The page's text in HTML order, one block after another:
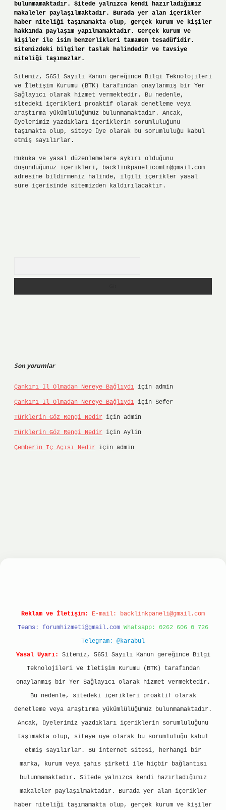
bulunmamaktadır. Sitede yalnızca kendi hazırladığımız
makaleler paylaşılmaktadır. Burada yer alan içerikler
haber niteliği taşımamakta olup, gerçek kurum ve kişiler
hakkında paylaşım yapılmamaktadır. Gerçek kurum ve
kişiler ile isim benzerlikleri tamamen tesadüfidir.
Sitemizdeki bilgiler taslak halindedir ve tavsiye
niteliği taşımazlar.
Sitemiz, 5651 Sayılı Kanun gereğince Bilgi Teknolojileri
ve İletişim Kurumu (BTK) tarafından onaylanmış bir Yer
Sağlayıcı olarak hizmet vermektedir. Bu nedenle,
sitedeki içerikleri proaktif olarak denetleme veya
araştırma yükümlülüğümüz bulunmamaktadır. Ancak,
üyelerimiz yazdıkları içeriklerin sorumluluğunu
taşımakta olup, siteye üye olarak bu sorumluluğu kabul
etmiş sayılırlar.
Hukuka ve yasal düzenlemelere aykırı olduğunu
düşündüğünüz içerikleri, backlinkpanelicomtr@gmail.com
adresine bildirmeniz halinde, ilgili içerikler yasal
süre içerisinde sitemizden kaldırılacaktır.
Son yorumlar
Çankırı Il Olmadan Nereye Bağlıydı için admin
Çankırı Il Olmadan Nereye Bağlıydı için Sefer
Türklerin Göz Rengi Nedir için admin
Türklerin Göz Rengi Nedir için Aylin
Çemberin Iç Açısı Nedir için admin
Reklam ve İletişim: E-mail: backlinkpaneli@gmail.com
Teams: forumhizmeti@gmail.com Whatsapp: 0262 606 0 726
Telegram: @karabul
Yasal Uyarı:
Sitemiz, 5651 Sayılı Kanun gereğince Bilgi
Teknolojileri ve İletişim Kurumu (BTK) tarafından
onaylanmış bir Yer Sağlayıcı olarak hizmet vermektedir.
Bu nedenle, sitedeki içerikleri proaktif olarak
denetleme veya araştırma yükümlülüğümüz bulunmamaktadır.
Ancak, üyelerimiz yazdıkları içeriklerin sorumluluğunu
taşımakta olup, siteye üye olarak bu sorumluluğu kabul
etmiş sayılırlar. Bu internet sitesi, herhangi bir
marka, kurum veya şahıs şirketi ile hiçbir bağlantısı
bulunmamaktadır. Sitede yalnızca kendi hazırladığımız
makaleler paylaşılmaktadır. Burada yer alan içerikler
haber niteliği taşımamakta olup, gerçek kurum ve kişiler